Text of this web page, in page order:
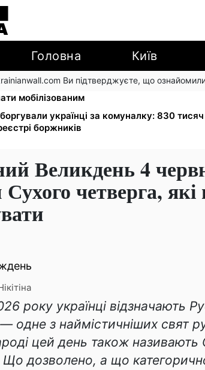
Головна Київ
Ви підтверджуєте, що
місяців: Укрзалізниця скасувала
мобілізованим
українці за комуналку: 830 тисяч
боржників
Великдень 4
Сухого четверга,
року українці відзначають
одне з наймістичніших свят
цей день також називають
Що дозволено, а що